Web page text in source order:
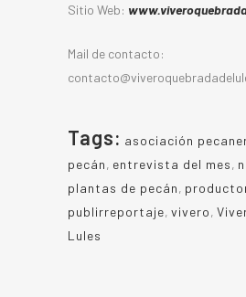
Sitio Web:
Mail de contacto:
Tags: asociación
pecán, entrevista del mes,
plantas de pecán,
publirreportaje, vivero,
Lules